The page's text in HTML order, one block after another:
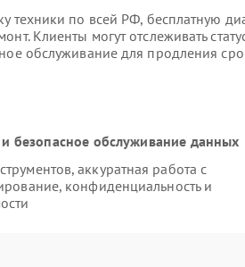
техники по всей РФ, бесплатную
Клиенты могут отслеживать
обслуживание для продления
безопасное обслуживание данных
аккуратная работа с
конфиденциальность и